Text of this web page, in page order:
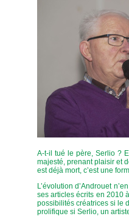
A-t-il tué le père, Serlio ?
majesté, prenant plaisir et
est déjà mort, c’est une
L’évolution d’Androuet
ses articles écrits en 2010
possibilités créatrices si le
prolifique si Serlio, un